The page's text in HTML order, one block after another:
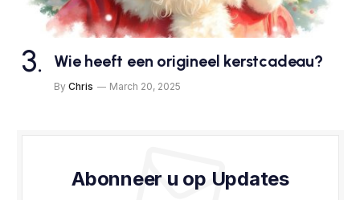
Wie heeft een origineel kerstcadeau?
By Chris March 20, 2025
Abonneer u op Updates